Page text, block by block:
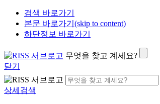
검색 바로가기
본문 바로가기(skip to content)
하단정보 바로가기
무엇을 찾고 계세요?
닫기
상세검색